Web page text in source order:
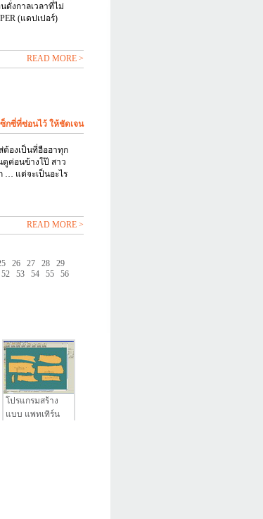
ดั่งกาลเวลาที่ไม่
(แดปเปอร์)
READ MORE >
กซี่ที่ซ่อนไว้ ให้ชัดเจน
ต้องเป็นที่ฮือฮาทุก
ค่อนข้างโป๊ สาว
… แต่จะเป็นอะไร
READ MORE >
26 27 28
29
52 53 54 55
56
โปรแกรมสร้าง
แบบ แพทเทิร์น